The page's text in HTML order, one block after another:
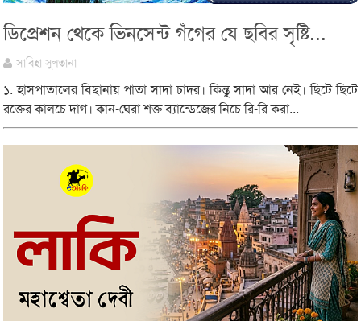
ডিপ্রেশন থেকে ভিনসেন্ট গঁগের যে ছবির সৃষ্টি...
সাবিহা সুলতানা
১. হাসপাতালের বিছানায় পাতা সাদা চাদর। কিন্তু সাদা আর নেই। ছিটে ছিটে
রক্তের কালচে দাগ। কান-ঘেরা শক্ত ব্যান্ডেজের নিচে রি-রি করা...